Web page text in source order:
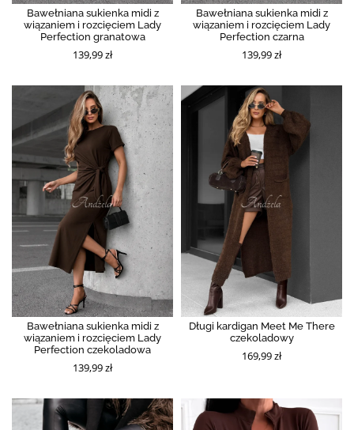
Bawełniana sukienka midi z
wiązaniem i rozcięciem Lady
Perfection granatowa
139,99 zł
Bawełniana sukienka midi z
wiązaniem i rozcięciem Lady
Perfection czarna
139,99 zł
Bawełniana sukienka midi z
wiązaniem i rozcięciem Lady
Perfection czekoladowa
139,99 zł
Długi kardigan Meet Me There
czekoladowy
169,99 zł